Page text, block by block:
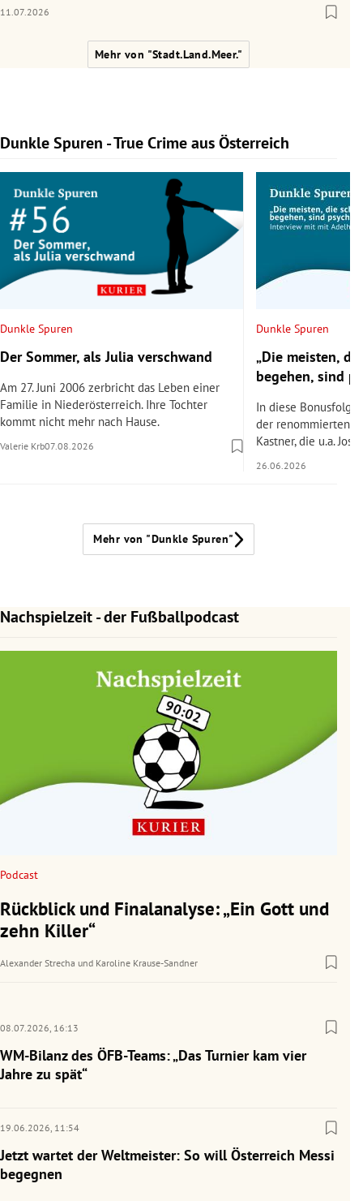
11.07.2026
Mehr von "Stadt.Land.Meer."
Dunkle Spuren - True Crime aus Österreich
Slide 1 von 9
Dunkle Spuren
Der Sommer, als Julia verschwand
Am 27. Juni 2006 zerbricht das Leben einer
Familie in Niederösterreich. Ihre Tochter
kommt nicht mehr nach Hause.
Valerie Krb07.08.2026
Dunkle Spuren
„Die meisten,
begehen, sind
In diese
der renommierten
Kastner, die u.a.
26.06.2026
Mehr von "Dunkle Spuren"
Nachspielzeit - der Fußballpodcast
Podcast
Rückblick und Finalanalyse: „Ein Gott und
zehn Killer“
Alexander Strecha und Karoline Krause-Sandner
08.07.2026, 16:13
WM-Bilanz des ÖFB-Teams: „Das Turnier kam vier
Jahre zu spät“
19.06.2026, 11:54
Jetzt wartet der Weltmeister: So will Österreich Messi
begegnen